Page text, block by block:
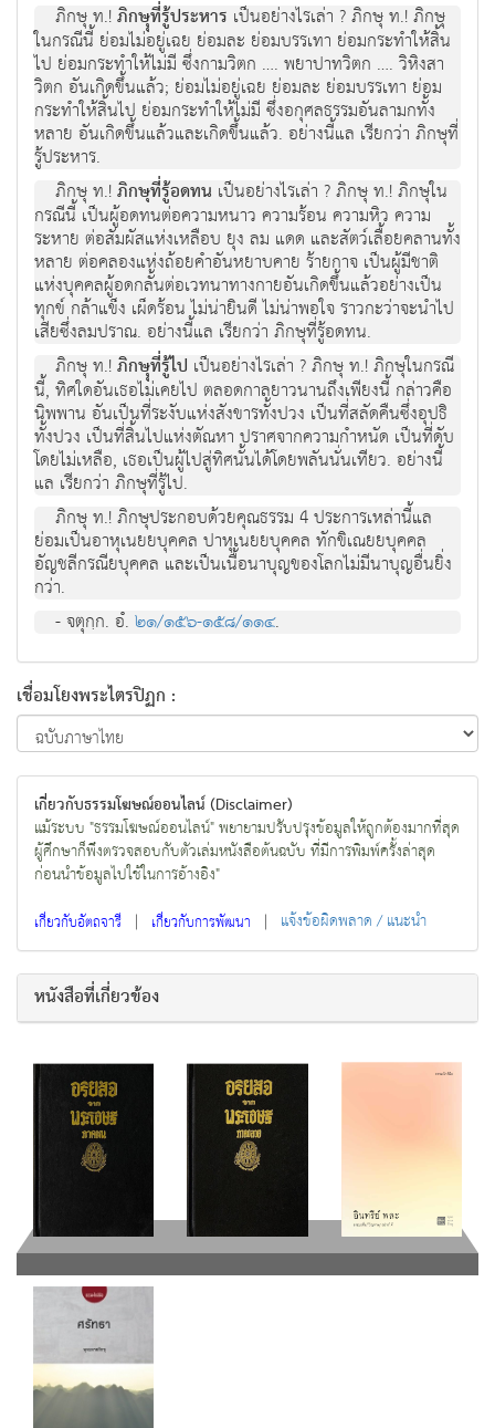
ภิกษุ ท.!ภิกษุุที่รู้ประหาร เป็นอย่างไรเล่า ? ภิกษุ ท.! ภิกษุ
ในกรณีนี้ ย่อมไม่อยู่เฉย ย่อมละ ย่อมบรรเทา ย่อมกระทำให้สิ้น
ไป ย่อมกระทำให้ไม่มี ซึ่งกามวิตก …. พยาปาทวิตก …. วิหิงสา
วิตก อันเกิดขึ้นแล้ว; ย่อมไม่อยู่เฉย ย่อมละ ย่อมบรรเทา ย่อม
กระทำให้สิ้นไป ย่อมกระทำให้ไม่มี ซึ่งอกุศลธรรมอันลามกทั้ง
หลาย อันเกิดขึ้นแล้วและเกิดขึ้นแล้ว. อย่างนี้แล เรียกว่า ภิกษุที่
รู้ประหาร.
ภิกษุ ท.!ภิกษุที่รู้อดทน เป็นอย่างไรเล่า ? ภิกษุ ท.! ภิกษุใน
กรณีนี้ เป็นผู้อดทนต่อความหนาว ความร้อน ความหิว ความ
ระหาย ต่อสัมผัสแห่งเหลือบ ยุง ลม แดด และสัตว์เลื้อยคลานทั้ง
หลาย ต่อคลองแห่งถ้อยคำอันหยาบคาย ร้ายกาจ เป็นผู้มีชาติ
แห่งบุคคลผู้อดกลั้นต่อเวทนาทางกายอันเกิดขึ้นแล้วอย่างเป็น
ทุกข์ กล้าแข็ง เผ็ดร้อน ไม่น่ายินดี ไม่น่าพอใจ ราวกะว่าจะนำไป
เสียซึ่งลมปราณ. อย่างนี้แล เรียกว่า ภิกษุที่รู้อดทน.
ภิกษุ ท.!ภิกษุุที่รู้ไป เป็นอย่างไรเล่า ? ภิกษุ ท.! ภิกษุในกรณี
นี้, ทิศใดอันเธอไม่เคยไป ตลอดกาลยาวนานถึงเพียงนี้ กล่าวคือ
นิพพาน อันเป็นที่ระงับแห่งสังขารทั้งปวง เป็นที่สลัดคืนซึ่งอุปธิ
ทั้งปวง เป็นที่สิ้นไปแห่งตัณหา ปราศจากความกำหนัด เป็นที่ดับ
โดยไม่เหลือ, เธอเป็นผู้ไปสู่ทิศนั้นได้โดยพลันนั่นเทียว. อย่างนี้
แล เรียกว่า ภิกษุที่รู้ไป.
ภิกษุ ท.! ภิกษุประกอบด้วยคุณธรรม 4 ประการเหล่านี้แล
ย่อมเป็นอาหุเนยยบุคคล ปาหุเนยยบุคคล ทักขิเณยยบุคคล
อัญชลีกรณียบุคคล และเป็นเนื้อนาบุญของโลกไม่มีนาบุญอื่นยิ่ง
กว่า.
- จตุกฺก. อํ.๒๑/๑๕๖-๑๕๘/๑๑๔.
เชื่อมโยงพระไตรปิฏก :
เกี่ยวกับธรรมโฆษณ์ออนไลน์ (Disclaimer)
แม้ระบบ "ธรรมโฆษณ์ออนไลน์" พยายามปรับปรุงข้อมูลให้ถูกต้องมากที่สุด
ผู้ศึกษาก็พึงตรวจสอบกับตัวเล่มหนังสือต้นฉบับ ที่มีการพิมพ์ครั้งล่าสุด
ก่อนนำข้อมูลไปใช้ในการอ้างอิง"
เกี่ยวกับอัตถจารี | เกี่ยวกับการพัฒนา | แจ้งข้อผิดพลาด / แนะนำ
หนังสือที่เกี่ยวข้อง